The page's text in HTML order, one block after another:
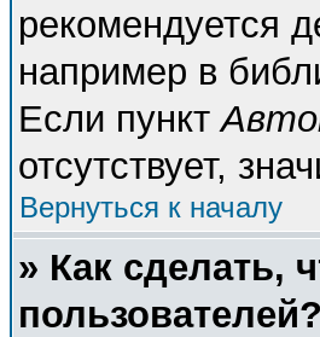
рекомендуется
например в
Если пункт
отсутствует,
Вернуться к началу
» Как сделать,
пользователей?